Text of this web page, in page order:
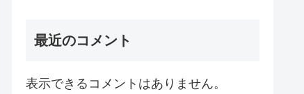
最近のコメント
表示できるコメントはありません。